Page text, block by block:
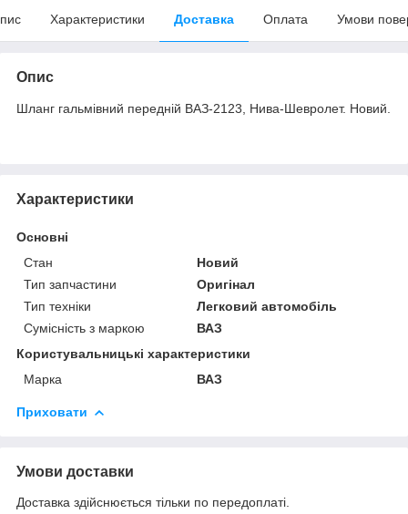
Характеристики Доставка Оплата Умови
Опис
Шланг гальмівний передній ВАЗ-2123, Нива-Шевролет. Новий.
Характеристики
Основні
Стан
Новий
Тип запчастини
Оригінал
Тип техніки
Легковий автомобіль
Сумісність з маркою
ВАЗ
Користувальницькі характеристики
Марка
ВАЗ
Приховати
Умови доставки
Доставка здійснюється тільки по передоплаті.